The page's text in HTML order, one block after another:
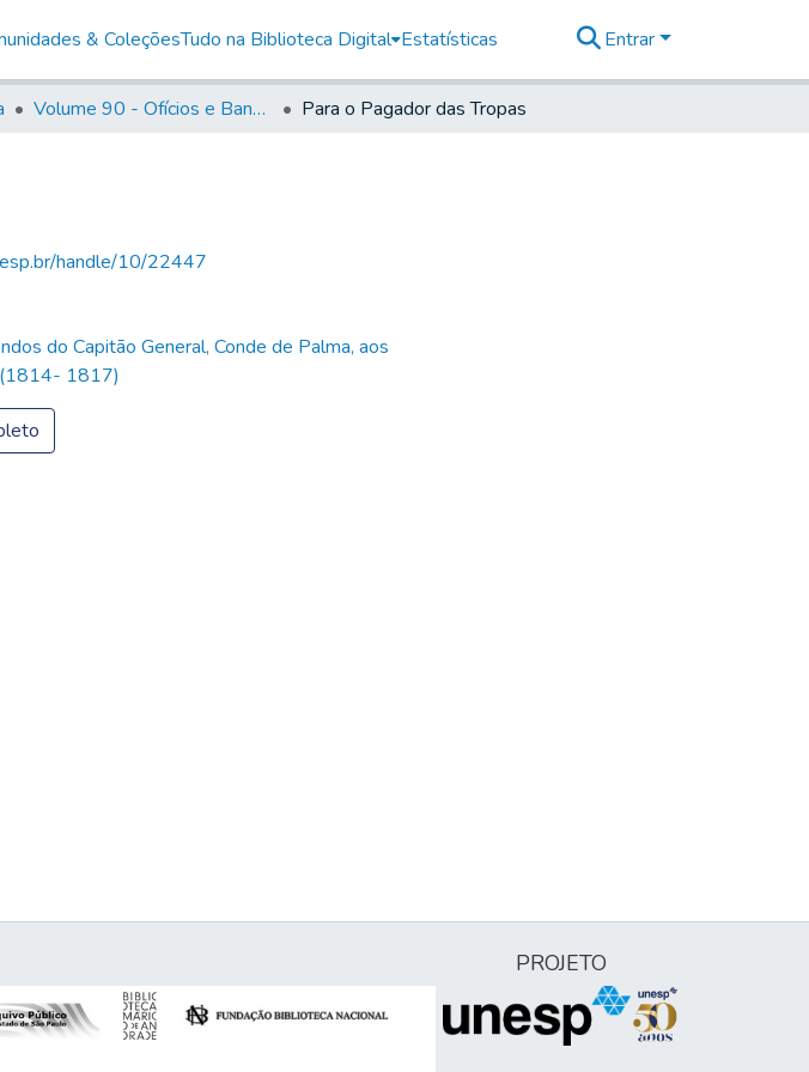
& ColeçõesTudo na Biblioteca Digital Estatísticas Entrar
Volume 90 - Ofícios e Bandos do Capitão General, Conde de Palma, aos funcionários da Capitania (1814- 1817) Para o Pagador das Tropas
handle/10/22447
do Capitão General, Conde de Palma, aos
(1814- 1817)
PROJETO